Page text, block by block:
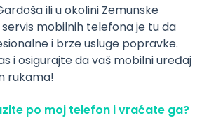
ili u okolini Zemunske
mobilnih telefona je tu da
i brze usluge popravke.
i osigurajte da vaš mobilni uređaj
rukama!
po moj telefon i vraćate ga?